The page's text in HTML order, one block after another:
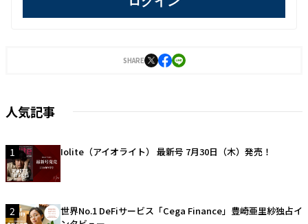
SHARE
人気記事
1 Iolite（アイオライト） 最新号 7月30日（木）発売！
2
世界No.1 DeFiサービス「Cega Finance」豊崎亜里紗独占イ